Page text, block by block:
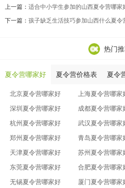
上一篇： 适合中小学生参加的山西夏令营哪家
下一篇： 孩子缺乏生活技巧参加山西什么夏令
热门
夏令营哪家好 夏令营价格表 夏令
北京夏令营哪家好 上海夏令营哪家
深圳夏令营哪家好
成都夏令营哪家
杭州夏令营哪家好
武汉夏令营哪家
郑州夏令营哪家好
青岛夏令营哪家
天津夏令营哪家好
苏州夏令营哪家
东莞夏令营哪家好
合肥夏令营哪家
无锡夏令营哪家好
厦门夏令营哪家